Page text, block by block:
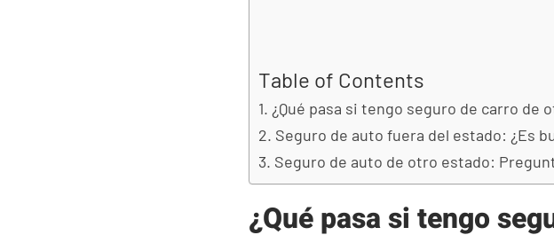
Table of Contents
¿Qué pasa si tengo seguro de carro de
Seguro de auto fuera del estado: ¿Es
Seguro de auto de otro estado:
¿Qué pasa si tengo